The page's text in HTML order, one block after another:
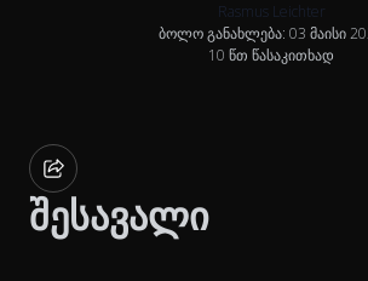
Rasmus Leichter
ბოლო განახლება: 03 მაისი
10 წთ წასაკითხად
შესავალი